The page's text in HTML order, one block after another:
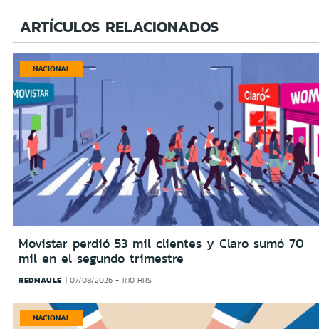
ARTÍCULOS RELACIONADOS
NACIONAL
Movistar perdió 53 mil clientes y Claro sumó 70
mil en el segundo trimestre
REDMAULE 07/08/2026 - 11:10 HRS
NACIONAL